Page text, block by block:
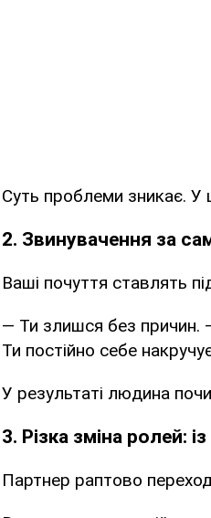
Суть проблеми зникає. У
2. Звинувачення за
Ваші почуття ставлять
— Ти злишся без причин.
Ти постійно себе
У результаті людина
3. Різка зміна ролей:
Партнер раптово